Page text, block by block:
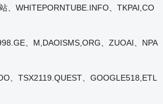
、WHITEPORNTUBE.INFO、TKPAI,CO
、M,DAOISMS,ORG、ZUOAI、NPA
、TSX2119.QUEST、GOOGLE518,ETL